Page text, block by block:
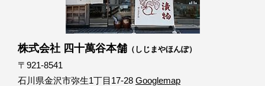
株式会社 四十萬谷本舗 （しじまやほんぽ）
〒921-8541
石川県金沢市弥生1丁目17-28 Googlemap